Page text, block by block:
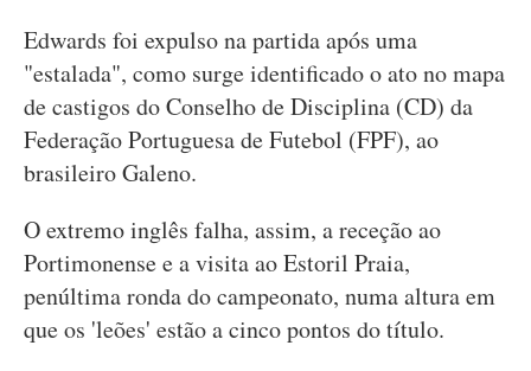
Edwards foi expulso na partida após uma
"estalada", como surge identificado o ato no mapa
de castigos do Conselho de Disciplina (CD) da
Federação Portuguesa de Futebol (FPF), ao
brasileiro Galeno.
O extremo inglês falha, assim, a receção ao
Portimonense e a visita ao Estoril Praia,
penúltima ronda do campeonato, numa altura em
que os 'leões' estão a cinco pontos do título.